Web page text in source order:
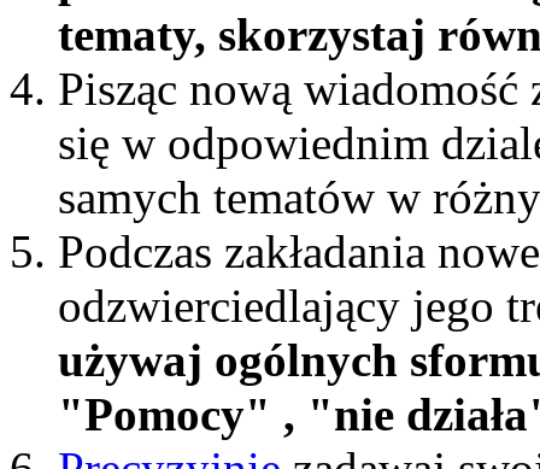
tematy, skorzystaj
Pisząc nową wiadomość
się w odpowiednim
samych tematów w
Podczas zakładania
odzwierciedlający jego
używaj ogólnych
"Pomocy" , "nie